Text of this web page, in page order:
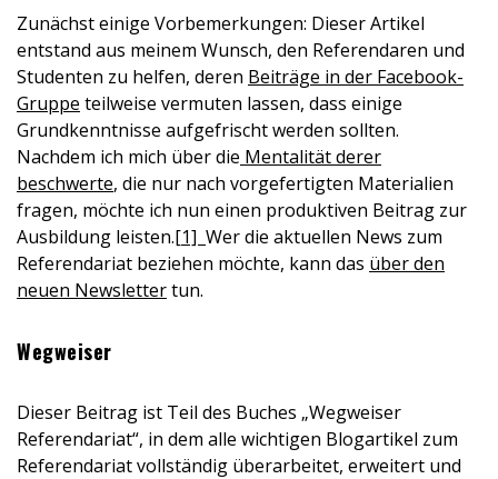
Zunächst einige Vorbemerkungen: Dieser Artikel
entstand aus meinem Wunsch, den Referendaren und
Studenten zu helfen, deren Beiträge in der Facebook-
Gruppe teilweise vermuten lassen, dass einige
Grundkenntnisse aufgefrischt werden sollten.
Nachdem ich mich über die Mentalität derer
beschwerte, die nur nach vorgefertigten Materialien
fragen, möchte ich nun einen produktiven Beitrag zur
Ausbildung leisten.[1] Wer die aktuellen News zum
Referendariat beziehen möchte, kann das über den
neuen Newslettertun.
Wegweiser
Dieser Beitrag ist Teil des Buches „Wegweiser
Referendariat“, in dem alle wichtigen Blogartikel zum
Referendariat vollständig überarbeitet, erweitert und